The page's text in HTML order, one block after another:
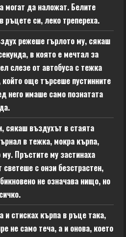
могат да наложат. Белите
си, леко трепереха.
режеше гърлото му, сякаш
в която е мечтал за
слезе от автобуса с тежка
още търсеше пустинните
него имаше само познатата
сякаш въздухът в стаята
в тежка, мокра кърпа,
Пръстите му застинаха
с онзи безстрастен,
не означава нищо, но
и стисках кърпа в ръце така,
не само теча, а и онова, което